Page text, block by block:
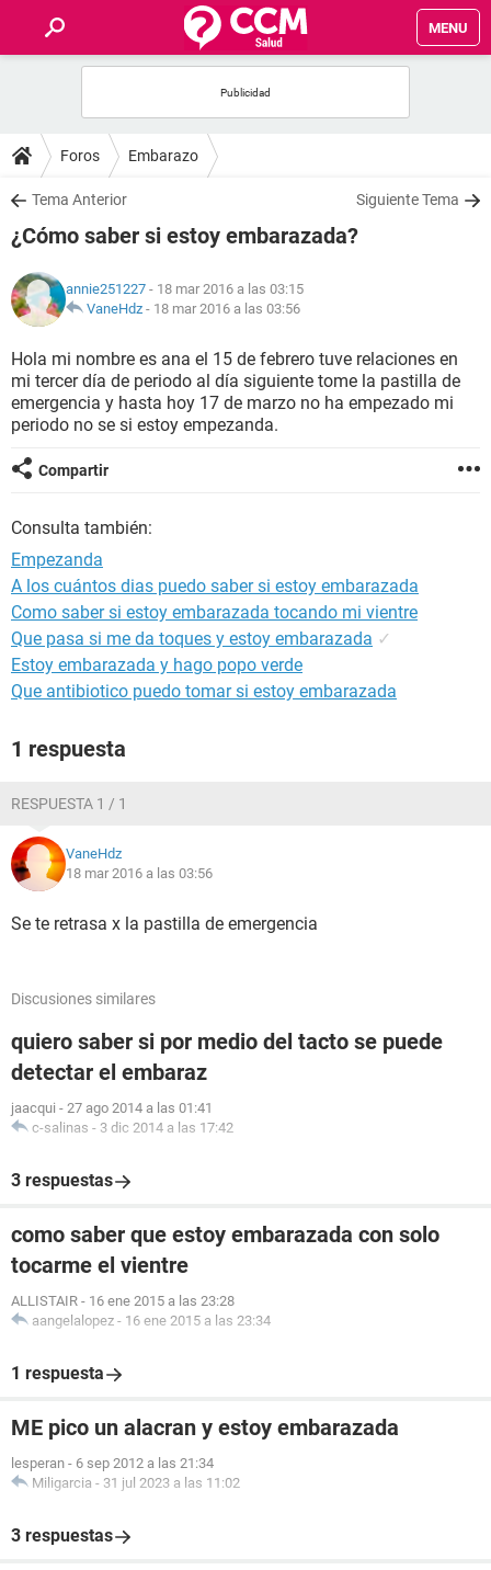
MENU
FOROS
SALUD
FAMILIA
NUTRICIÓN
BIENESTAR
SEXUALIDAD
GLOSARIO
Foros Embarazo
Tema Anterior Siguiente Tema
¿Cómo saber si estoy embarazada?
annie251227 - 18 mar 2016 a las 03:15
VaneHdz - 18 mar 2016 a las 03:56
Hola mi nombre es ana el 15 de febrero tuve relaciones en
mi tercer día de periodo al día siguiente tome la pastilla de
emergencia y hasta hoy 17 de marzo no ha empezado mi
periodo no se si estoy empezanda.
Compartir
Consulta también:
Empezanda
A los cuántos dias puedo saber si estoy embarazada
Como saber si estoy embarazada tocando mi vientre
Que pasa si me da toques y estoy embarazada ✓
Estoy embarazada y hago popo verde
Que antibiotico puedo tomar si estoy embarazada
1 respuesta
RESPUESTA 1 / 1
VaneHdz
18 mar 2016 a las 03:56
Se te retrasa x la pastilla de emergencia
Discusiones similares
quiero saber si por medio del tacto se puede
detectar el embaraz
jaacqui - 27 ago 2014 a las 01:41
c-salinas - 3 dic 2014 a las 17:42
3 respuestas
como saber que estoy embarazada con solo
tocarme el vientre
ALLISTAIR - 16 ene 2015 a las 23:28
aangelalopez - 16 ene 2015 a las 23:34
1 respuesta
ME pico un alacran y estoy embarazada
lesperan - 6 sep 2012 a las 21:34
Miligarcia - 31 jul 2023 a las 11:02
3 respuestas